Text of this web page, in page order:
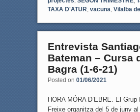
TAXA D'ATUR vacuna Vilalba
Entrevista
Bateman – Cursa
Bagra (1-6-21)
Posted on 01/06/2021
HORA MÓRA D’EBRE. El Grup
Freixe organitza del 5 de juny al